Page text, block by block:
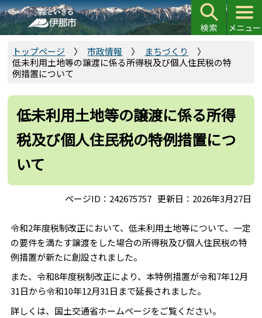
こ
の
ペ
先
トップページ 市政情報
まちづくり
低未利用土地等の譲渡に係る所得税及び個人住民税の特
例措置について
低未利用土地等の譲渡に係る所得
税及び個人住民税の特例措置につ
いて
ページID：242675757 更新日：2026年3月27日
令和2年度税制改正において、低未利用土地等について、一定
の要件を満たす譲渡をした場合の所得税及び個人住民税の特
例措置が新たに創設されました。
また、令和8年度税制改正により、本特例措置が令和7年12月
31日から令和10年12月31日まで延長されました。
詳しくは、国土交通省ホームページをご覧ください。